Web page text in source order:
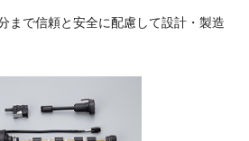
まで信頼と安全に配慮して設計・製造